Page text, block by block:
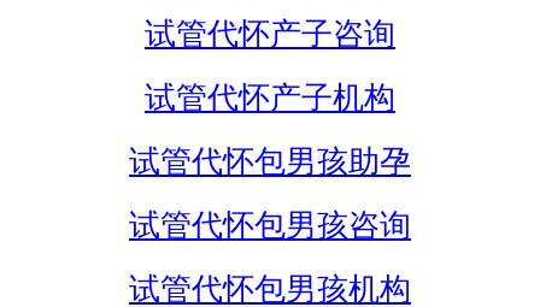
试管代怀产子咨询
试管代怀产子机构
试管代怀包男孩助孕
试管代怀包男孩咨询
试管代怀包男孩机构